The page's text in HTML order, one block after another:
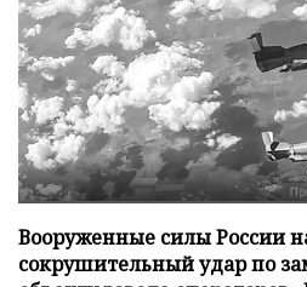
Вооруженные силы России
сокрушительный удар по